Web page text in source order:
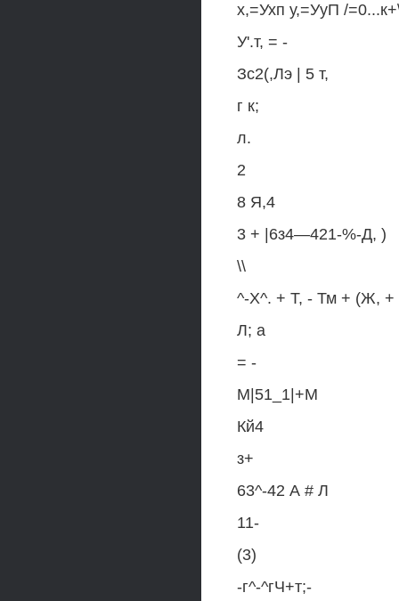
х,=Ухп у,=УуП /
У'.т, = -
Зс2(,Лэ | 5 т,
г к;
л.
2
8 Я,4
3 + |6з4—421-%-Д, )
\\
^-Х^. + Т, - Тм + (Ж, +
Л; а
= -
М|51_1|+М
Кй4
з+
63^-42 А # Л
11-
(3)
-г^-^гЧ+т;-